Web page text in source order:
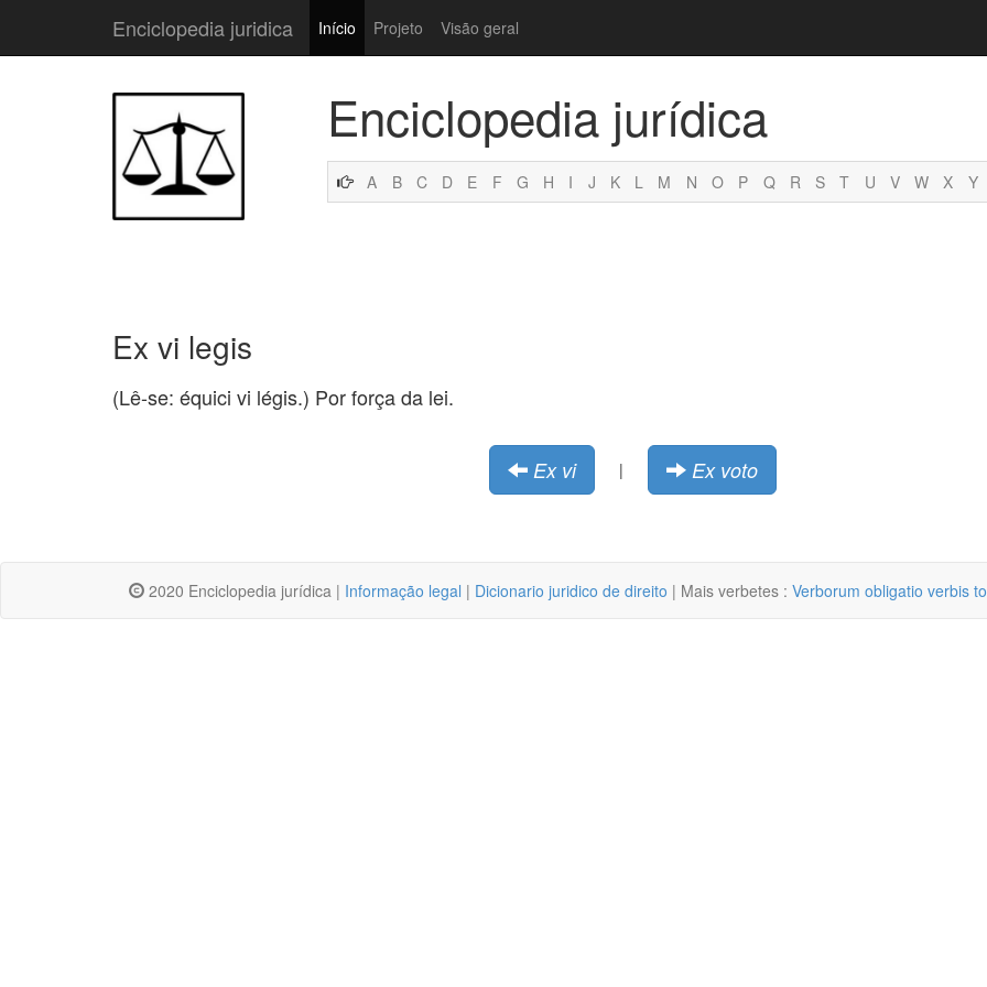
Enciclopedia juridica Início Projeto Visão geral
Enciclopedia jurídica
A B C D E F G H I J K L M N O P Q R S T U V W X Y
Ex vi legis
(Lê-se: équici vi légis.) Por força da lei.
Ex vi | Ex voto
2020 Enciclopedia jurídica | Informação legal | Dicionario juridico de direito | Mais verbetes : Verborum obligatio verbis